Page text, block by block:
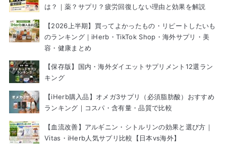
は？｜薬？サプリ？疲労回復しない理由と効果を解説
【2026上半期】買ってよかったもの・リピートしたいも
のランキング｜iHerb・TikTok Shop・海外サプリ・美
容・健康まとめ
【保存版】国内・海外ダイエットサプリメント12選ラン
キング
【iHerb購入品】オメガ3サプリ（必須脂肪酸）おすすめ
ランキング｜コスパ・含有量・品質で比較
【血流改善】アルギニン・シトルリンの効果と選び方｜
Vitas・iHerb人気サプリ比較【日本vs海外】